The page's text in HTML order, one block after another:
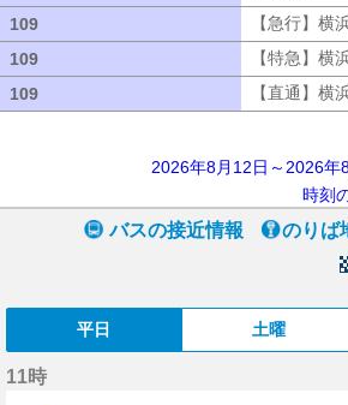
109
【急行】横
109
【特急】横
109
【直通】横
2026年8月12日～2026年
時刻
バスの接近情報 のりば
平日 土曜
11時